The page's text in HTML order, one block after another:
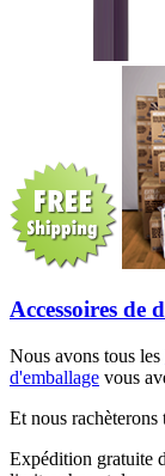
Accessoires de
Nous avons tous les
d'emballage vous
Et nous rachèterons
Expédition gratuite